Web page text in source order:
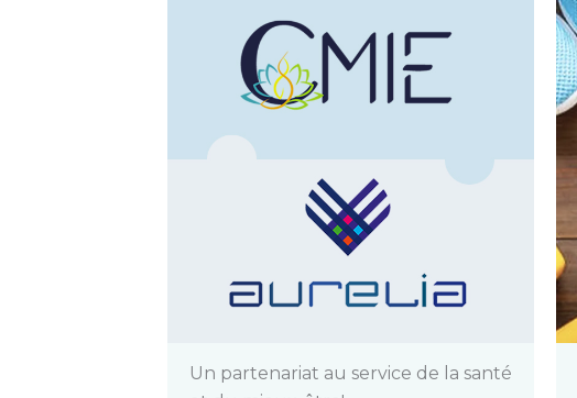
Un partenariat au service de la santé